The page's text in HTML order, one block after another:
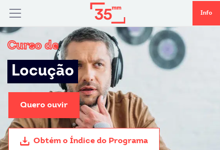
Info
Curso de
Locução
Quero ouvir
Obtém o Índice do Programa